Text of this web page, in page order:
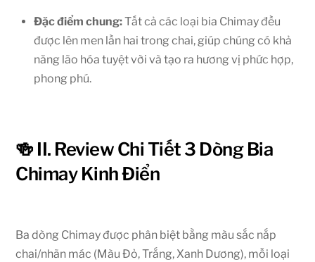
Đặc điểm chung:Tất cả các loại bia Chimay đều
được lên men lần hai trong chai, giúp chúng có khả
năng lão hóa tuyệt vời và tạo ra hương vị phức hợp,
phong phú.
🍻 II. Review Chi Tiết 3 Dòng Bia
Chimay Kinh Điển
Ba dòng Chimay được phân biệt bằng màu sắc nắp
chai/nhãn mác (Màu Đỏ, Trắng, Xanh Dương), mỗi loại